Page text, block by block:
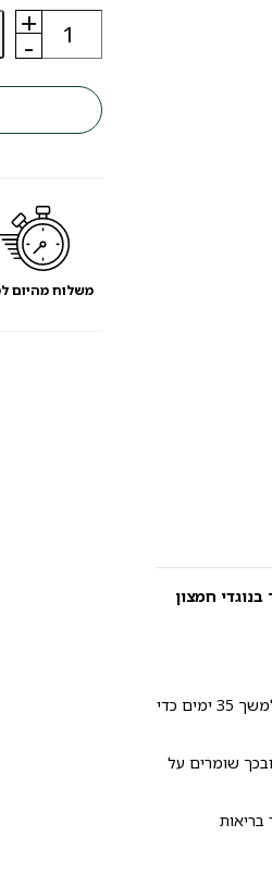
חמצון
מסייע להילחם ברובד החיידקים ובאבנית: חלב היאק המשובח ביותר שמקורו בהימלאיה, מיובש בעשן לשלמות למשך 35 ימים כדי
שומרים על
בריאות
-
כמות
חטיף
חלב
יאק
וכורכום
+
משלוח מהיום